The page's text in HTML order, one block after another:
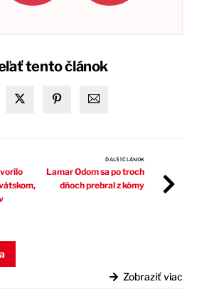
tento článok
ĎALŠÍ ČLÁNOK
Lamar Odom sa po troch
dňoch prebral z kómy
Zobraziť viac